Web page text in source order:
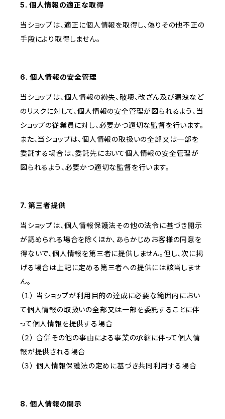
5. 個人情報の適正な取得
当ショップは、適正に個人情報を取得し、偽りその他不正の
手段により取得しません。
6. 個人情報の安全管理
当ショップは、個人情報の紛失、破壊、改ざん及び漏洩など
のリスクに対して、個人情報の安全管理が図られるよう、当
ショップの従業員に対し、必要かつ適切な監督を行います。
また、当ショップは、個人情報の取扱いの全部又は一部を
委託する場合は、委託先において個人情報の安全管理が
図られるよう、必要かつ適切な監督を行います。
7. 第三者提供
当ショップは、個人情報保護法その他の法令に基づき開示
が認められる場合を除くほか、あらかじめお客様の同意を
得ないで、個人情報を第三者に提供しません。但し、次に掲
げる場合は上記に定める第三者への提供には該当しませ
ん。
（１） 当ショップが利用目的の達成に必要な範囲内におい
て個人情報の取扱いの全部又は一部を委託することに伴
って個人情報を提供する場合
（２） 合併その他の事由による事業の承継に伴って個人情
報が提供される場合
（３） 個人情報保護法の定めに基づき共同利用する場合
8. 個人情報の開示